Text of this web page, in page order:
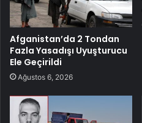
Afganistan’da 2 Tondan
Fazla Yasadışı Uyuşturucu
Ele Geçirildi
Ağustos 6, 2026